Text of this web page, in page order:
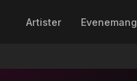
Artister Evenemang